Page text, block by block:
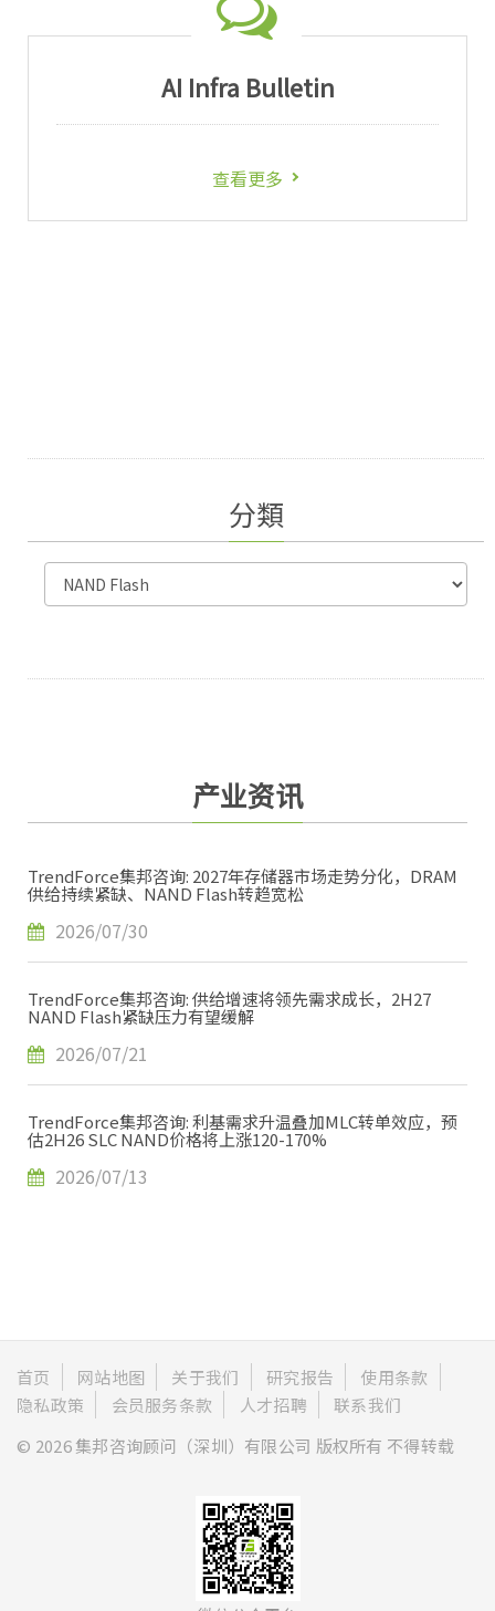
AI Infra Bulletin
查看更多
分類
产业资讯
TrendForce集邦咨询: 2027年存储器市场走势分化，DRAM
供给持续紧缺、NAND Flash转趋宽松
2026/07/30
TrendForce集邦咨询: 供给增速将领先需求成长，2H27
NAND Flash紧缺压力有望缓解
2026/07/21
TrendForce集邦咨询: 利基需求升温叠加MLC转单效应，预
估2H26 SLC NAND价格将上涨120-170%
2026/07/13
首页 网站地图 关于我们 研究报告
使用条款
隐私政策
会员服务条款 人才招聘
联系我们
© 2026 集邦咨询顾问（深圳）有限公司 版权所有 不得转载